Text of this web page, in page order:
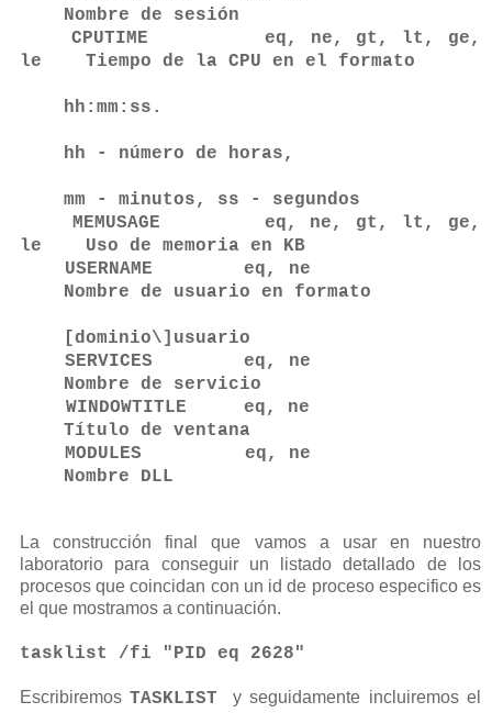
Nombre de sesión
CPUTIME eq, ne, gt, lt, ge,
le Tiempo de la CPU en el formato
hh:mm:ss.
hh - número de horas,
mm - minutos, ss - segundos
MEMUSAGE eq, ne, gt, lt, ge,
le Uso de memoria en KB
USERNAME eq, ne
Nombre de usuario en formato
[dominio\]usuario
SERVICES eq, ne
Nombre de servicio
WINDOWTITLE eq, ne
Título de ventana
MODULES eq, ne
Nombre DLL
La construcción final que vamos a usar en nuestro
laboratorio para conseguir un listado detallado de los
procesos que coincidan con un id de proceso especifico es
el que mostramos a continuación.
tasklist /fi "PID eq 2628"
EscribiremosTASKLIST y seguidamente incluiremos el